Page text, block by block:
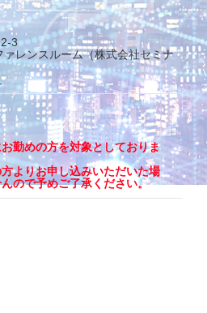
3
レンスルーム（株式会社セミナ
勤めの方を対象としておりま
よりお申し込みいただいた場
ので予めご了承ください。